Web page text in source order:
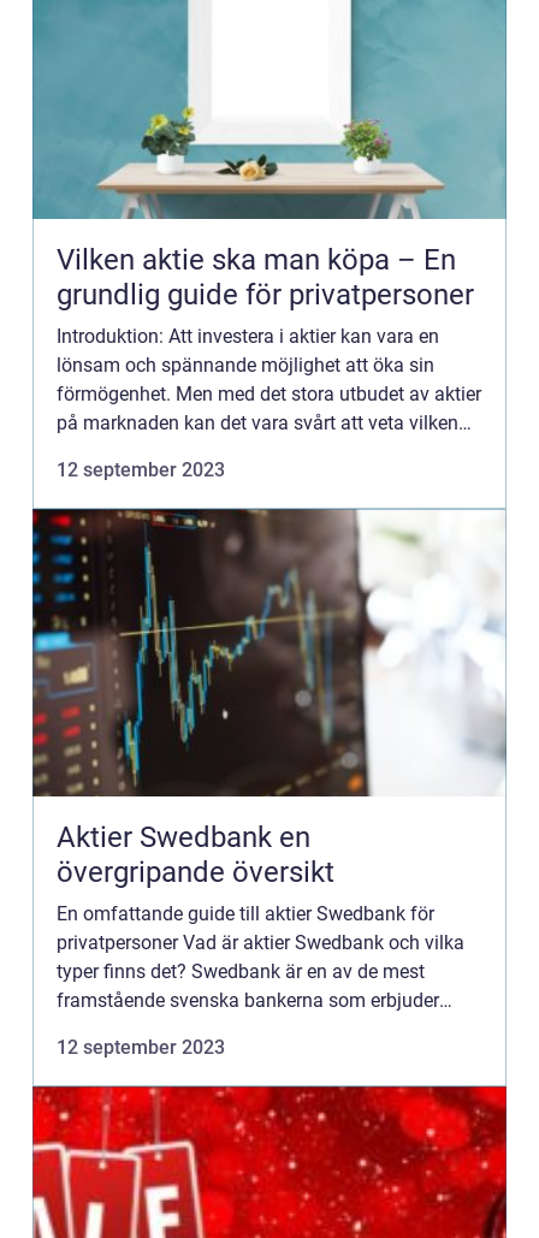
Vilken aktie ska man köpa – En
grundlig guide för privatpersoner
Introduktion: Att investera i aktier kan vara en
lönsam och spännande möjlighet att öka sin
förmögenhet. Men med det stora utbudet av aktier
på marknaden kan det vara svårt att veta vilken
en omfattande...
12 september 2023
Aktier Swedbank en
övergripande översikt
En omfattande guide till aktier Swedbank för
privatpersoner Vad är aktier Swedbank och vilka
typer finns det? Swedbank är en av de mest
framstående svenska bankerna som erbjuder
investera i. Aktier Swedban...
12 september 2023